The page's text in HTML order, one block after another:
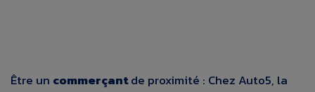
Être un commerçantde proximité : Chez Auto5, la